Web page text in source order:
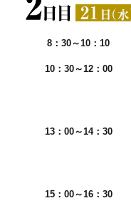
8：30～10：10
10：30～12：00
13：00～14：30
15：00～16：30